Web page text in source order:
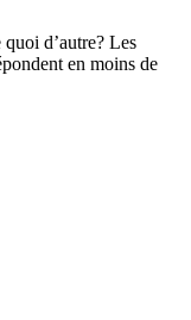
d’autre? Les
en moins de